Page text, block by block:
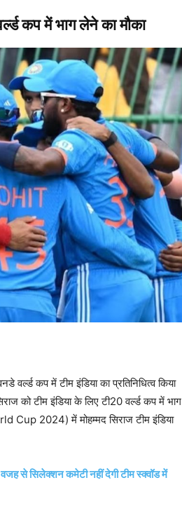
कप में भाग लेने का मौका
कप में टीम इंडिया का प्रतिनिधित्व किया
को टीम इंडिया के लिए टी20 वर्ल्ड कप में भाग
Cup 2024) में मोहम्मद सिराज टीम इंडिया
से सिलेक्शन कमेटी नहीं देगी टीम स्क्वॉड में